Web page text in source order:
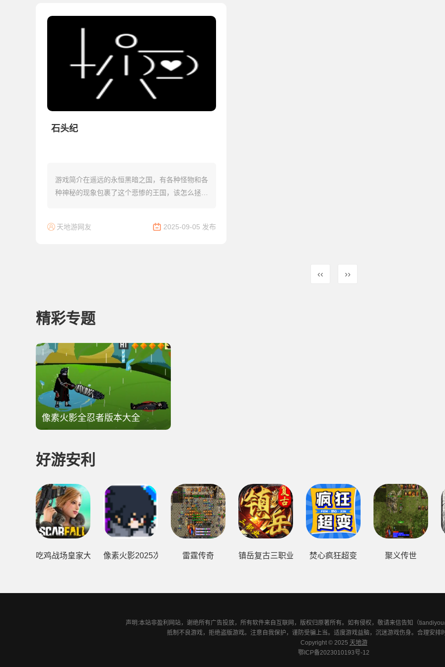
石头纪
游戏简介在遥远的永恒黑暗之国，有各种怪物和各
种神秘的现象包裹了这个悲惨的王国，该怎么拯救
天地游网友
2025-09-05 发布
‹‹ ››
精彩专题
像素火影全忍者版本大全
好游安利
吃鸡战场皇家大战 像素火影2025次世代1.20版本
雷霆传奇 镇岳复古三职业 焚心疯狂超变 聚义传世
声明:本站非盈利网站，谢绝所有广告投放，所有软件来自互联网，版权归原著所有。如有侵权，敬请来信告知（
抵制不良游戏，拒绝盗版游戏。注意自我保护，谨防受骗上当。适度游戏益脑，沉迷游戏伤身。合理安排
Copyright © 2025 天地游
鄂ICP备2023010193号-12